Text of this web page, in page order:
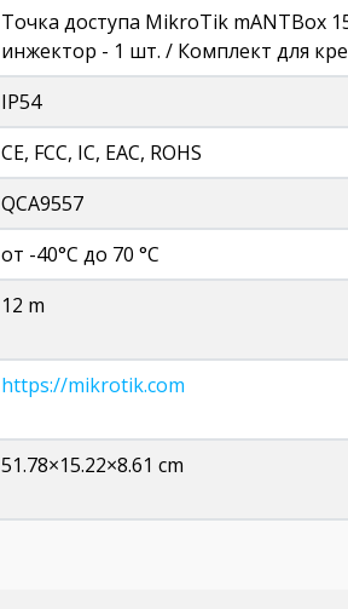
Точка доступа MikroTik mANTBox
инжектор - 1 шт. / Комплект для
IP54
CE, FCC, IC, EAC, ROHS
QCA9557
от -40°С до 70 °C
12 m
https://mikrotik.com
51.78×15.22×8.61 cm